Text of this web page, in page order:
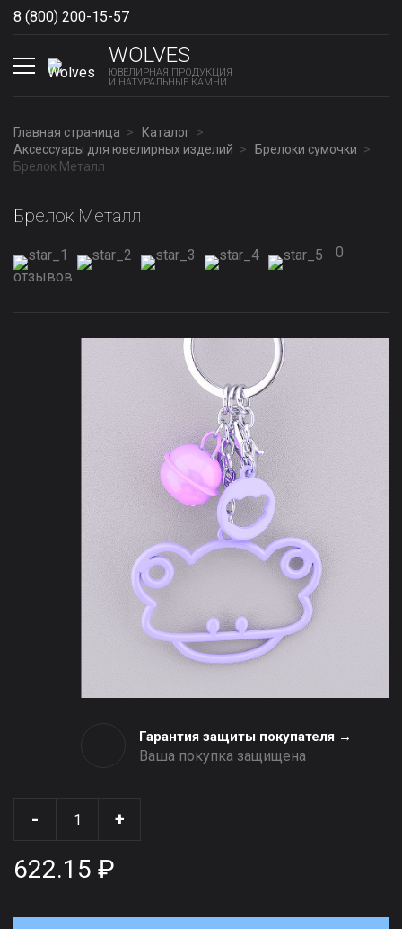
8 (800) 200-15-57
WOLVES
ЮВЕЛИРНАЯ ПРОДУКЦИЯ
И НАТУРАЛЬНЫЕ КАМНИ
Главная страница
Каталог
Аксессуары для ювелирных изделий
Брелоки сумочки
Брелок Металл
Брелок Металл
0
отзывов
Гарантия защиты покупателя →
Ваша покупка защищена
- +
622.15 ₽